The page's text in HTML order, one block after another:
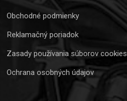
Obchodné podmienky
Reklamačný poriadok
Zasady používania súborov cookies
Ochrana osobných údajov